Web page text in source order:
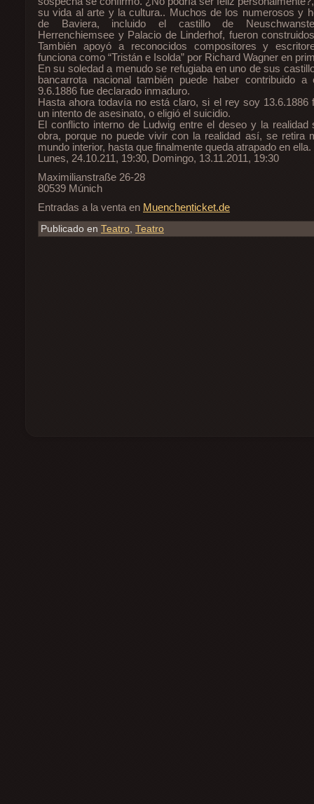
su vida al arte y la cultura.. Muchos de los numerosos y
de Baviera, incluido el castillo de
Herrenchiemsee y Palacio de Linderhof, fueron
También apoyó a reconocidos compositores y
funciona como “Tristán e Isolda” por Richard Wagner en
En su soledad a menudo se refugiaba en uno de sus
bancarrota nacional también puede haber contribuido
9.6.1886 fue declarado inmaduro.
Hasta ahora todavía no está claro, si el rey soy 13.6.1886
un intento de asesinato, o eligió el suicidio.
El conflicto interno de Ludwig entre el deseo y la realidad
obra, porque no puede vivir con la realidad así, se retira
mundo interior, hasta que finalmente queda atrapado en ella.
Lunes, 24.10.211, 19:30, Domingo, 13.11.2011, 19:30
Maximilianstraße 26-28
80539 Múnich
Entradas a la venta en Muenchenticket.de
Publicado en Teatro, Teatro